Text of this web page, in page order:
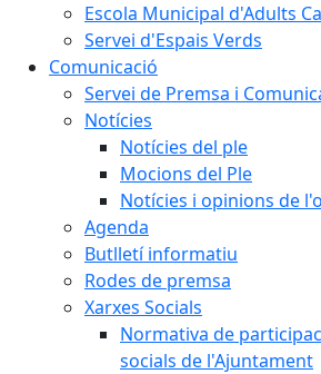
Escola Municipal d'Adults
Servei d'Espais Verds
Comunicació
Servei de Premsa i
Notícies
Notícies del ple
Mocions del Ple
Notícies i opinions de
Agenda
Butlletí informatiu
Rodes de premsa
Xarxes Socials
Normativa de
socials de l'Ajuntament